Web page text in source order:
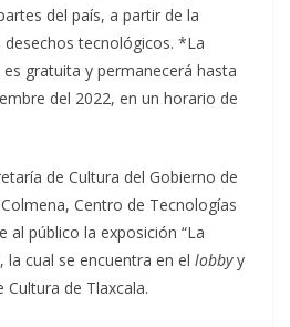
del país, a partir de la
tecnológicos. *La
gratuita y permanecerá hasta
del 2022, en un horario de
de Cultura del Gobierno de
Centro de Tecnologías
al público la exposición “La
la cual se encuentra en el lobbyy
Cultura de Tlaxcala.